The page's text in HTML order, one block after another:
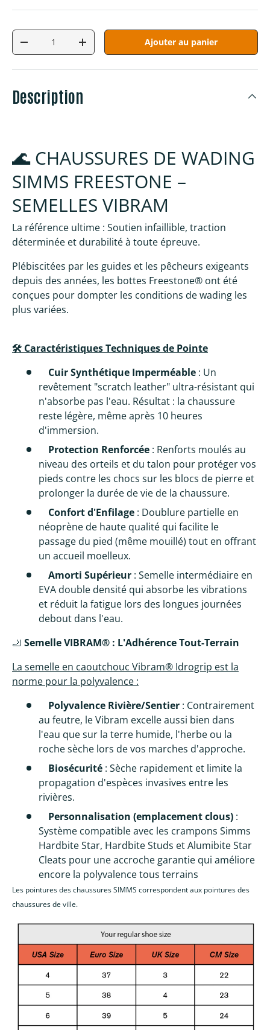
Qté
Diminuer la quantitéAugmenter la quantitéAjouter au panier
Description
🌊 CHAUSSURES DE WADING
SIMMS FREESTONE –
SEMELLES VIBRAM
La référence ultime : Soutien infaillible, traction
déterminée et durabilité à toute épreuve.
Plébiscitées par les guides et les pêcheurs exigeants
depuis des années, les bottes Freestone® ont été
conçues pour dompter les conditions de wading les
plus variées.
🛠️ Caractéristiques Techniques de Pointe
Cuir Synthétique Imperméable : Un
revêtement "scratch leather" ultra-résistant qui
n'absorbe pas l'eau. Résultat : la chaussure
reste légère, même après 10 heures
d'immersion.
Protection Renforcée : Renforts moulés au
niveau des orteils et du talon pour protéger vos
pieds contre les chocs sur les blocs de pierre et
prolonger la durée de vie de la chaussure.
Confort d'Enfilage : Doublure partielle en
néoprène de haute qualité qui facilite le
passage du pied (même mouillé) tout en offrant
un accueil moelleux.
Amorti Supérieur : Semelle intermédiaire en
EVA double densité qui absorbe les vibrations
et réduit la fatigue lors des longues journées
debout dans l'eau.
🦶 Semelle VIBRAM® : L'Adhérence Tout-Terrain
La semelle en caoutchouc Vibram® Idrogrip est la
norme pour la polyvalence :
Polyvalence Rivière/Sentier : Contrairement
au feutre, le Vibram excelle aussi bien dans
l'eau que sur la terre humide, l'herbe ou la
roche sèche lors de vos marches d'approche.
Biosécurité : Sèche rapidement et limite la
propagation d'espèces invasives entre les
rivières.
Personnalisation (emplacement clous) :
Système compatible avec les crampons Simms
Hardbite Star, Hardbite Studs et Alumibite Star
Cleats pour une accroche garantie qui améliore
encore la polyvalence tous terrains
Les pointures des chaussures SIMMS correspondent aux pointures des
chaussures de ville.